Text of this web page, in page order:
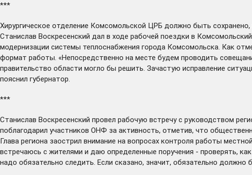
***
Хирургическое отделение Комсомольской ЦРБ должно быть
Станислав Воскресенский дал в ходе рабочей поездки в
модернизации системы теплоснабжения города Комсомольска. Как
формат работы. «Непосредственно на месте будем проводить
правительство области могло бы решить. Зачастую исправление
пояснил губернатор.
***
Станислав Воскресенский провел рабочую встречу с руководством
поблагодарил участников ОНФ за активность, отметив, что
Глава региона заострил внимание на вопросах контроля работы
встречаюсь с жителями и даю определенные поручения - проверять,
надо обязательно следить. Если сказано, значит, обязательно должно